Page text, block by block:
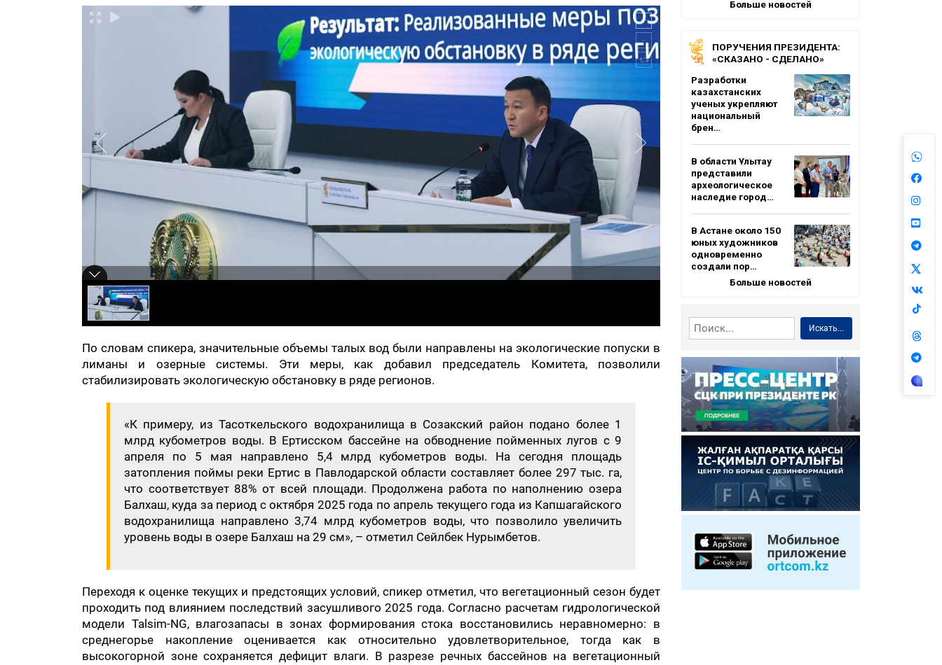
По словам спикера, значительные объемы талых вод были направлены на экологические попуски в
лиманы и озерные системы. Эти меры, как добавил председатель Комитета, позволили
стабилизировать экологическую обстановку в ряде регионов.
«К примеру, из Тасоткельского водохранилища в Созакский район подано более 1
млрд кубометров воды. В Ертисском бассейне на обводнение пойменных лугов с 9
апреля по 5 мая направлено 5,4 млрд кубометров воды. На сегодня площадь
затопления поймы реки Ертис в Павлодарской области составляет более 297 тыс. га,
что соответствует 88% от всей площади. Продолжена работа по наполнению озера
Балхаш, куда за период с октября 2025 года по апрель текущего года из Капшагайского
водохранилища направлено 3,74 млрд кубометров воды, что позволило увеличить
уровень воды в озере Балхаш на 29 см», – отметил Сейлбек Нурымбетов.
Переходя к оценке текущих и предстоящих условий, спикер отметил, что вегетационный сезон будет
проходить под влиянием последствий засушливого 2025 года. Согласно расчетам гидрологической
модели Talsim-NG, влагозапасы в зонах формирования стока восстановились неравномерно: в
среднегорье накопление оценивается как относительно удовлетворительное, тогда как в
высокогорной зоне сохраняется дефицит влаги. В разрезе речных бассейнов на вегетационный
Больше новостей
ПОРУЧЕНИЯ ПРЕЗИДЕНТА:
«СКАЗАНО - СДЕЛАНО»
Разработки
казахстанских
ученых укрепляют
национальный
брен…
В области Ұлытау
представили
археологическое
наследие город…
В Астане около 150
юных художников
одновременно
создали пор…
Больше новостей
Искать...